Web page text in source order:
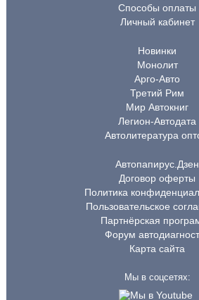
Способы оплаты
Личный кабинет
Новинки
Монолит
Арго-Авто
Третий Рим
Мир Автокниг
Легион-Автодата
Автолитература
Автопапирус.Дзен
Договор оферты
Политика
Пользовательское
Партнёрская
Форум
Карта сайта
Мы в соцсетях: